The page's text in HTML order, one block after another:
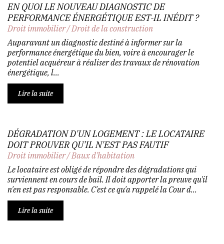
EN QUOI LE NOUVEAU DIAGNOSTIC DE
PERFORMANCE ÉNERGÉTIQUE EST-IL INÉDIT ?
Droit immobilier/Droit de la construction
Auparavant un diagnostic destiné à informer sur la
performance énergétique du bien, voire à encourager le
potentiel acquéreur à réaliser des travaux de rénovation
énergétique, l...
Lire la suite
DÉGRADATION D'UN LOGEMENT : LE LOCATAIRE
DOIT PROUVER QU'IL N'EST PAS FAUTIF
Droit immobilier/Baux d'habitation
Le locataire est obligé de répondre des dégradations qui
surviennent en cours de bail. Il doit apporter la preuve qu'il
n'en est pas responsable. C'est ce qu'a rappelé la Cour d...
Lire la suite